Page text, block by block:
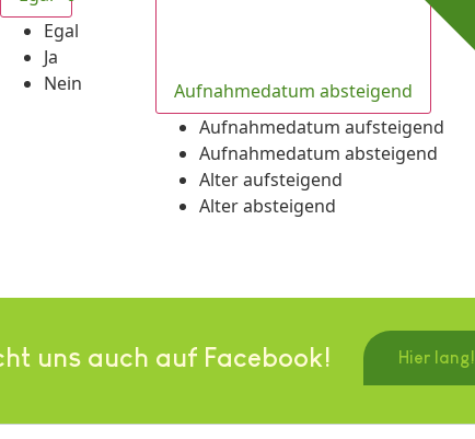
Egal
Ja
Nein
Aufnahmedatum absteigend
Aufnahmedatum aufsteigend
Aufnahmedatum absteigend
Alter aufsteigend
Alter absteigend
uns auch auf Facebook! Hier lang!